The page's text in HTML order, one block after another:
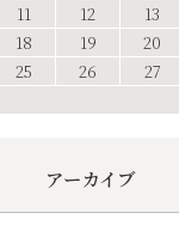
11 12 13
18 19 20
25 26 27
アーカイブ